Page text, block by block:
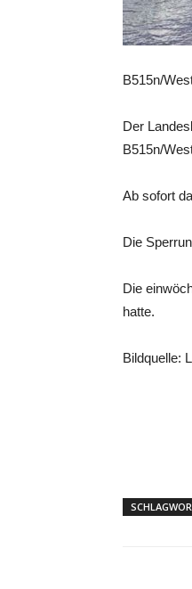
B515n/
Der
B515n/
Ab sofort
Die
Die
hatte.
Bildquelle: